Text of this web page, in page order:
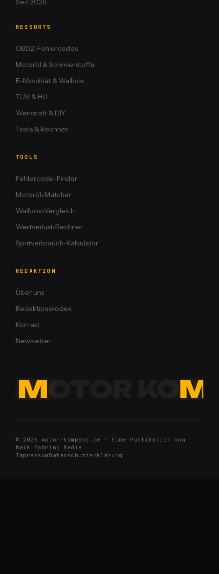
Seit 2026.
RESSORTS
OBD2-Fehlercodes
Motoröl & Schmierstoffe
E-Mobilität & Wallbox
TÜV & HU
Werkstatt & DIY
Tools & Rechner
TOOLS
Fehlercode-Finder
Motoröl-Matcher
Wallbox-Vergleich
Wertverlust-Rechner
Spritverbrauch-Kalkulator
REDAKTION
Über uns
Redaktionskodex
Kontakt
Newsletter
M M
© 2026 motor-kompakt.de · Eine Publikation von
Maik Möhring Media
Impressum Datenschutzerklärung